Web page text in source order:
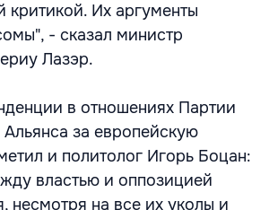
критикой. Их аргументы
- сказал министр
Лазэр.
в отношениях Партии
за европейскую
и политолог Игорь Боцан:
властью и оппозицией
несмотря на все их уколы и